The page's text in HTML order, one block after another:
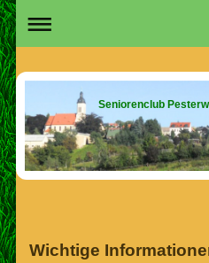
Seniorenclub
Wichtige